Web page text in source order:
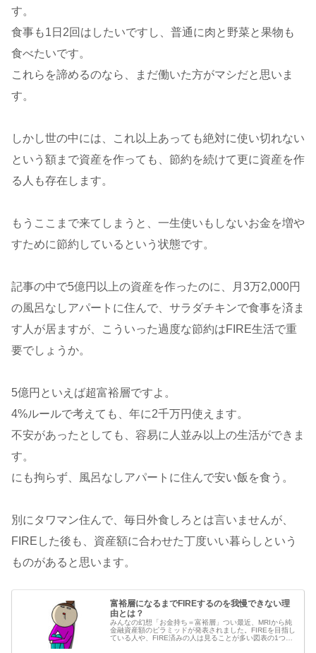
す。
食事も1日2回はしたいですし、普通に肉と野菜と果物も
食べたいです。
これらを諦めるのなら、まだ働いた方がマシだと思いま
す。
しかし世の中には、これ以上あっても絶対に使い切れない
という額まで資産を作っても、節約を続けて更に資産を作
る人も存在します。
もうここまで来てしまうと、一生使いもしないお金を増や
すために節約しているという状態です。
記事の中で5億円以上の資産を作ったのに、月3万2,000円
の風呂なしアパートに住んで、サラダチキンで食事を済ま
す人が居ますが、こういった過度な節約はFIRE生活で重
要でしょうか。
5億円といえば超富裕層ですよ。
4%ルールで考えても、年に2千万円使えます。
不安があったとしても、容易に人並み以上の生活ができま
す。
にも拘らず、風呂なしアパートに住んで安い飯を食う。
別にタワマン住んで、毎日外食しろとは言いませんが、
FIREした後も、資産額に合わせた丁度いい暮らしという
ものがあると思います。
富裕層になるまでFIREするのを我慢できない理
由とは？
みんなの幻想「お金持ち＝富裕層」つい最近、MRIから純
金融資産額のピラミッドが発表されました。FIREを目指し
ている人や、FIRE済みの人は見ることが多い図表の1つで